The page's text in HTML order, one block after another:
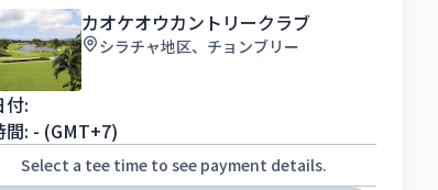
カオケオウカントリークラブ
シラチャ地区、チョンブリー
付:
間: - (GMT+7)
Select a tee time to see payment details.